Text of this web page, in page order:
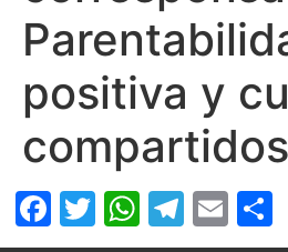
positiva y
compartidos
Facebook
Twitter